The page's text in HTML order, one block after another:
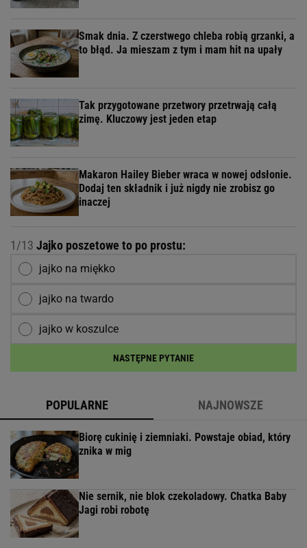
Smak dnia. Z czerstwego chleba robią grzanki, a
to błąd. Ja mieszam z tym i mam hit na upały
Tak przygotowane przetwory przetrwają całą
zimę. Kluczowy jest jeden etap
Makaron Hailey Bieber wraca w nowej odsłonie.
Dodaj ten składnik i już nigdy nie zrobisz go
inaczej
1/13 Jajko poszetowe to po prostu:
jajko na miękko
jajko na twardo
jajko w koszulce
NASTĘPNE PYTANIE
POPULARNE NAJNOWSZE
Biorę cukinię i ziemniaki. Powstaje obiad, który
znika w mig
Nie sernik, nie blok czekoladowy. Chatka Baby
Jagi robi robotę